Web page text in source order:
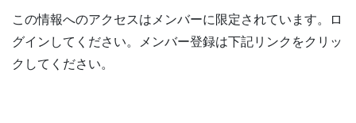
この情報へのアクセスはメンバーに限定されています。ロ
グインしてください。メンバー登録は下記リンクをクリッ
クしてください。